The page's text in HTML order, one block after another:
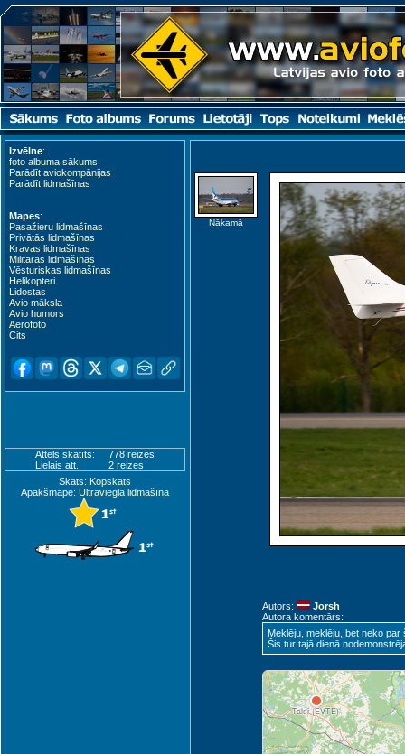
Izvēlne:
foto albuma sākums
Parādīt aviokompānijas
Parādīt lidmašīnas
Mapes:
Pasažieru lidmašīnas
Privātās lidmašīnas
Kravas lidmašīnas
Militārās lidmašīnas
Vēsturiskas lidmašīnas
Helikopteri
Lidostas
Avio māksla
Avio humors
Aerofoto
Cits
Attēls skatīts:
778 reizes
Lielais att.:
2 reizes
Skats: Kopskats
Apakšmape: Ultravieglā lidmašīna
Nākamā
Autors:
Jorsh
Autora komentārs:
Meklēju, meklēju, bet neko
Šis tur tajā dienā
Talsi (EVTE)
Kardla (KDL)
Kuressaare (URE)